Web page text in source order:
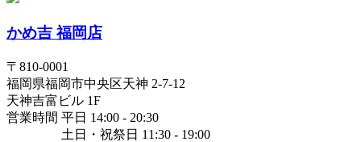
かめ吉 福岡店
〒 810-0001
福岡県福岡市中央区天神 2-7-12
天神吉富ビル 1F
営業時間 平日 14:00 - 20:30
土日・祝祭日 11:30 - 19:00